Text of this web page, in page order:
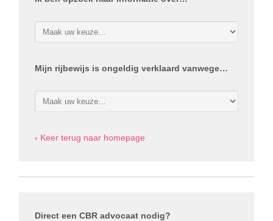
Mijn rijbewijs is ongeldig verklaard vanwege…
‹ Keer terug naar homepage
Direct een CBR advocaat nodig?